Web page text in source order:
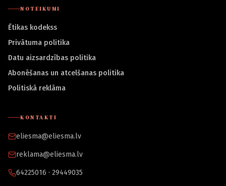
NOTEIKUMI
Ētikas kodekss
Privātuma politika
Datu aizsardzības politika
Abonēšanas un atcelšanas politika
Politiskā reklāma
KONTAKTI
eliesma@eliesma.lv
reklama@eliesma.lv
64225016 · 29449035